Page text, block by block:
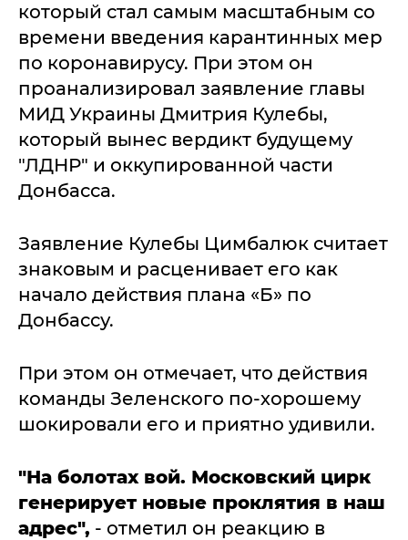
который стал самым масштабным со
времени введения карантинных мер
по коронавирусу. При этом он
проанализировал заявление главы
МИД Украины Дмитрия Кулебы,
который вынес вердикт будущему
"ЛДНР" и оккупированной части
Донбасса.
Заявление Кулебы Цимбалюк считает
знаковым и расценивает его как
начало действия плана «Б» по
Донбассу.
При этом он отмечает, что действия
команды Зеленского по-хорошему
шокировали его и приятно удивили.
"На болотах вой. Московский цирк
генерирует новые проклятия в наш
адрес", - отметил он реакцию в